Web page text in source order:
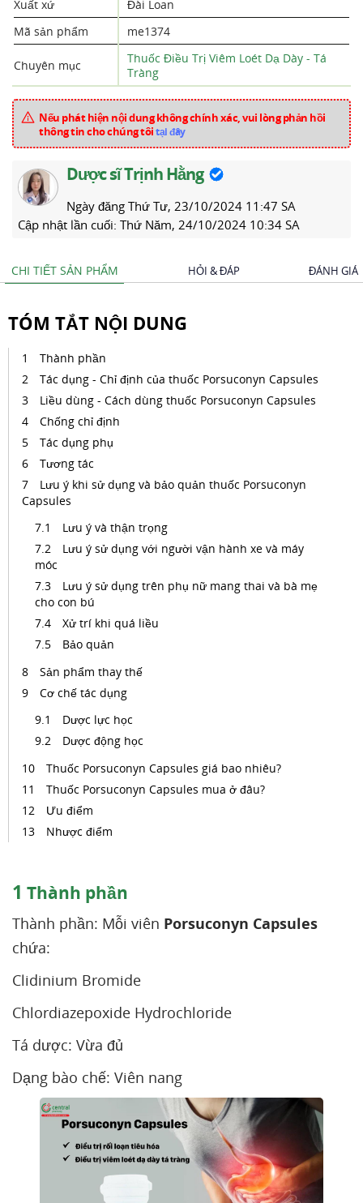
Xuất xứ
Đài Loan
Mã sản phẩm
me1374
Chuyên mục
Thuốc Điều Trị Viêm Loét Dạ Dày - Tá
Tràng
Nếu phát hiện nội dung không chính xác, vui lòng phản hồi
thông tin cho chúng tôitại đây
Dược sĩ Trịnh Hằng
Ngày đăng Thứ Tư, 23/10/2024 11:47 SA
Cập nhật lần cuối: Thứ Năm, 24/10/2024 10:34 SA
CHI TIẾT SẢN PHẨM HỎI & ĐÁP ĐÁNH GIÁ
TÓM TẮT NỘI DUNG
Thành phần
Tác dụng - Chỉ định của thuốc Porsuconyn Capsules
Liều dùng - Cách dùng thuốc Porsuconyn Capsules
Chống chỉ định
Tác dụng phụ
Tương tác
Lưu ý khi sử dụng và bảo quản thuốc Porsuconyn
Capsules
Lưu ý và thận trọng
Lưu ý sử dụng với người vận hành xe và máy
móc
Lưu ý sử dụng trên phụ nữ mang thai và bà mẹ
cho con bú
Xử trí khi quá liều
Bảo quản
Sản phẩm thay thế
Cơ chế tác dụng
Dược lực học
Dược động học
Thuốc Porsuconyn Capsules giá bao nhiêu?
Thuốc Porsuconyn Capsules mua ở đâu?
Ưu điểm
Nhược điểm
1 Thành phần
Thành phần: Mỗi viên Porsuconyn Capsules
chứa:
Clidinium Bromide
Chlordiazepoxide Hydrochloride
Tá dược: Vừa đủ
Dạng bào chế: Viên nang